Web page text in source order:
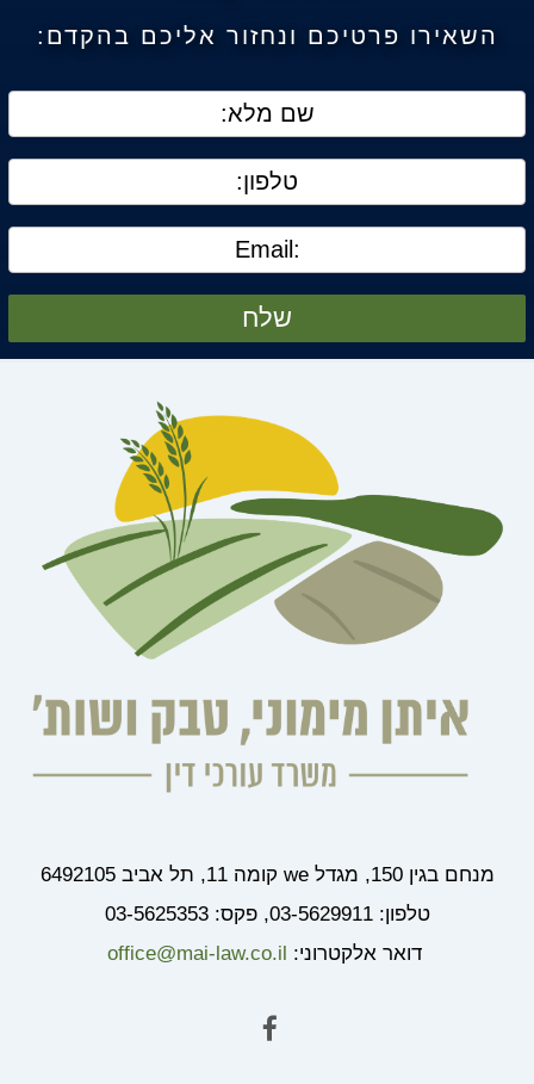
השאירו פרטיכם ונחזור אליכם בהקדם:
שלח
מנחם בגין 150, מגדל we קומה 11, תל אביב 6492105
טלפון: 03-5629911, פקס: 03-5625353
דואר אלקטרוני: office@mai-law.co.il